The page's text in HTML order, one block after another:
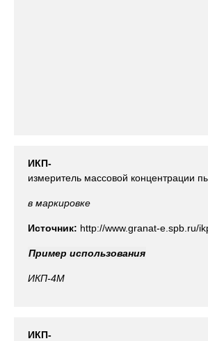
ИКП-
измеритель массовой концентрации
в маркировке
Источник: http://www.granat-e.spb.ru/
Пример использования
ИКП-4М
ИКП-